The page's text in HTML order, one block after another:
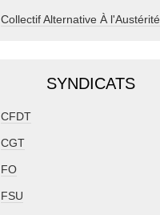
Collectif Alternative À l'Austérité
SYNDICATS
CFDT
CGT
FO
FSU